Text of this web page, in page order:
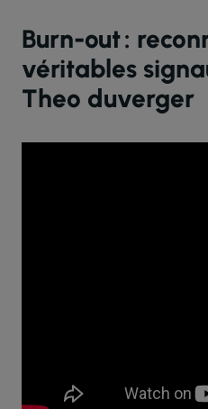
Burn-out :
véritables
Theo duverger